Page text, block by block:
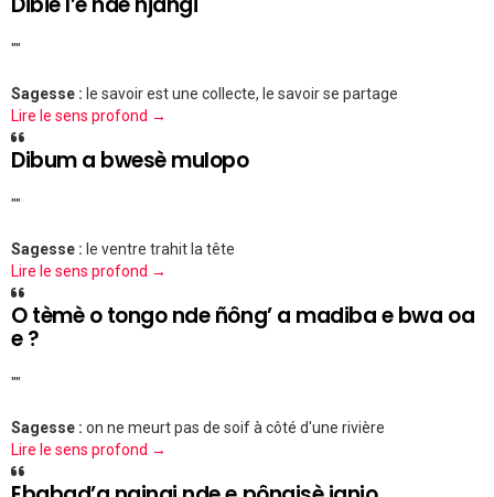
""
Sagesse : le savoir est une collecte, le savoir se partage
Lire le sens profond →
Dibum a bwesè mulopo
""
Sagesse : le ventre trahit la tête
Lire le sens profond →
O tèmè o tongo nde ñông’ a madiba e bwa oa
e ?
""
Sagesse : on ne meurt pas de soif à côté d'une rivière
Lire le sens profond →